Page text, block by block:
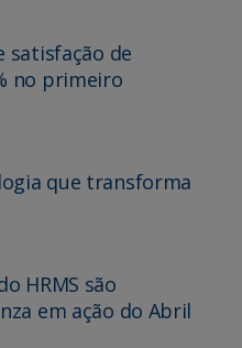
satisfação de
no primeiro
que transforma
HRMS são
em ação do Abril